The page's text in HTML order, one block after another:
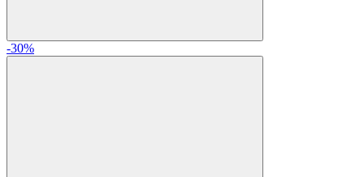
-30%